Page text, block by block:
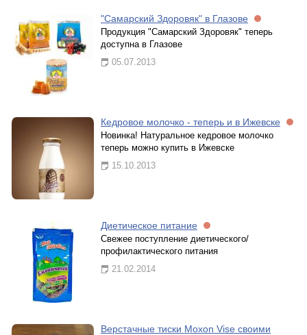
"Самарский Здоровяк" в Глазове
Продукция "Самарский Здоровяк" теперь
доступна в Глазове
05.07.2013
Кедровое молочко - теперь и в Ижевске
Новинка! Натуральное кедровое молочко
теперь можно купить в Ижевске
15.10.2013
Диетическое питание
Свежее поступление диетического/
профилактического питания
21.02.2014
Верстачные тиски Moxon Vise своими